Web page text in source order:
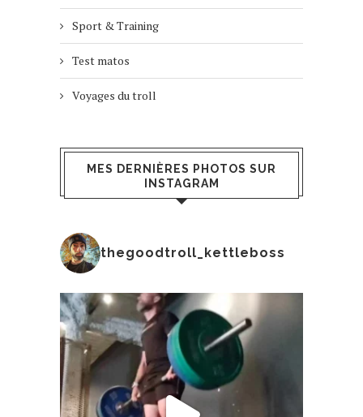
Sport & Training
Test matos
Voyages du troll
MES DERNIÈRES PHOTOS SUR
INSTAGRAM
thegoodtroll_kettleboss